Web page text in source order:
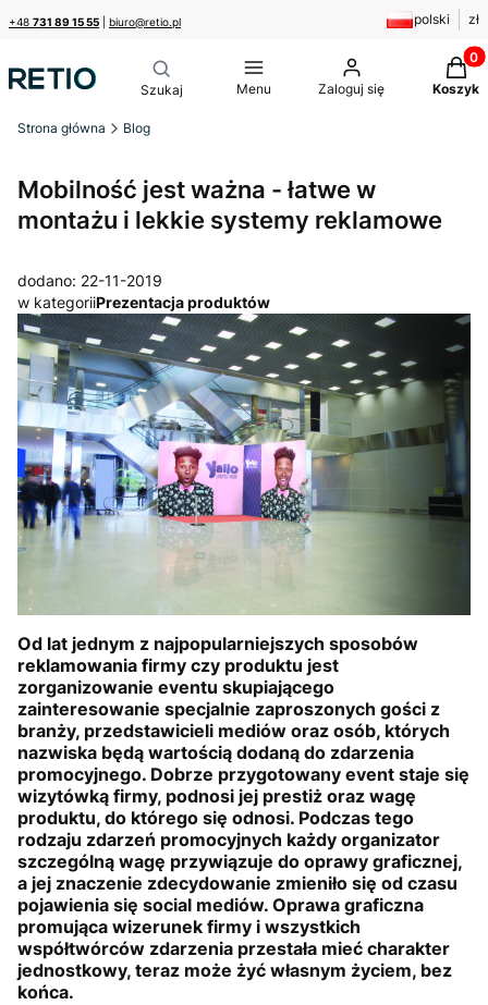
+48 731 89 15 55 biuro@retio.pl polski zł
Menu Zaloguj się Koszyk
Strona główna Blog
Mobilność jest ważna - łatwe w
montażu i lekkie systemy reklamowe
dodano: 22-11-2019
w kategoriiPrezentacja produktów
Od lat jednym z najpopularniejszych sposobów
reklamowania firmy czy produktu jest
zorganizowanie eventu skupiającego
zainteresowanie specjalnie zaproszonych gości z
branży, przedstawicieli mediów oraz osób, których
nazwiska będą wartością dodaną do zdarzenia
promocyjnego. Dobrze przygotowany event staje się
wizytówką firmy, podnosi jej prestiż oraz wagę
produktu, do którego się odnosi. Podczas tego
rodzaju zdarzeń promocyjnych każdy organizator
szczególną wagę przywiązuje do oprawy graficznej,
a jej znaczenie zdecydowanie zmieniło się od czasu
pojawienia się social mediów. Oprawa graficzna
promująca wizerunek firmy i wszystkich
współtwórców zdarzenia przestała mieć charakter
jednostkowy, teraz może żyć własnym życiem, bez
końca.